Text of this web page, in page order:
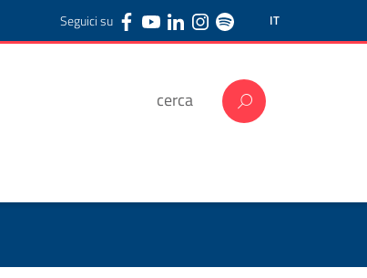
IT
Seguici su